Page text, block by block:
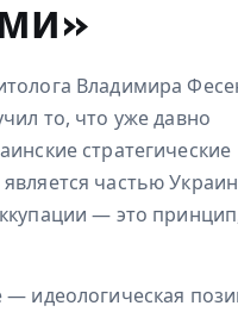
Владимира
то, что уже давно
стратегические
частью
— это
— идеологическая